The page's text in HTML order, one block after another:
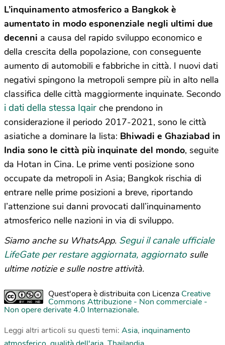
L’inquinamento atmosferico a Bangkok è
aumentato in modo esponenziale negli ultimi due
decenni a causa del rapido sviluppo economico e
della crescita della popolazione, con conseguente
aumento di automobili e fabbriche in città. I nuovi dati
negativi spingono la metropoli sempre più in alto nella
classifica delle città maggiormente inquinate. Secondo
i dati della stessa Iqair che prendono in
considerazione il periodo 2017-2021, sono le città
asiatiche a dominare la lista: Bhiwadi e Ghaziabad in
India sono le città più inquinate del mondo, seguite
da Hotan in Cina. Le prime venti posizione sono
occupate da metropoli in Asia; Bangkok rischia di
entrare nelle prime posizioni a breve, riportando
l’attenzione sui danni provocati dall’inquinamento
atmosferico nelle nazioni in via di sviluppo.
Siamo anche su WhatsApp. Segui il canale ufficiale
LifeGate per restare aggiornata, aggiornato sulle
ultime notizie e sulle nostre attività.
Quest'opera è distribuita con Licenza Creative
Commons Attribuzione - Non commerciale -
Non opere derivate 4.0 Internazionale.
Leggi altri articoli su questi temi: Asia, inquinamento